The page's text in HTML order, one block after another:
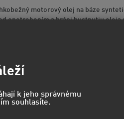
motorový olej na báze
opotrebením a bráni hustnutiu oleja
Udržuje funkčnosť filtru pevných
3 135 EUR
k jeho správnému
souhlasíte.